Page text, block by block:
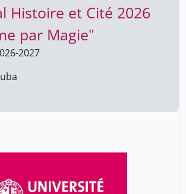
Histoire et Cité 2026
par Magie"
2027